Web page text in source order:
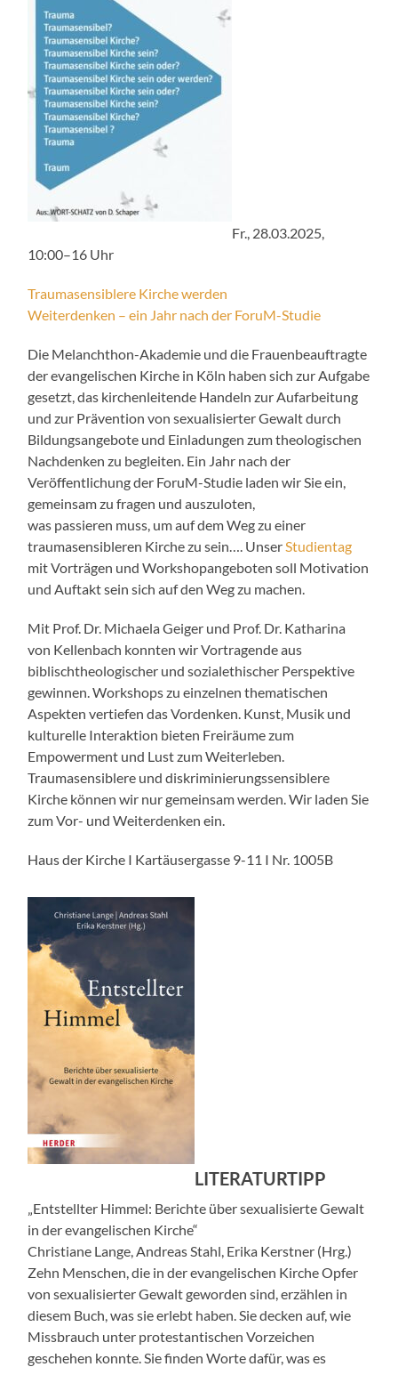
Fr., 28.03.2025,
10:00–16 Uhr
Traumasensiblere Kirche werden
Weiterdenken – ein Jahr nach der ForuM-Studie
Die Melanchthon-Akademie und die Frauenbeauftragte
der evangelischen Kirche in Köln haben sich zur Aufgabe
gesetzt, das kirchenleitende Handeln zur Aufarbeitung
und zur Prävention von sexualisierter Gewalt durch
Bildungsangebote und Einladungen zum theologischen
Nachdenken zu begleiten. Ein Jahr nach der
Veröffentlichung der ForuM-Studie laden wir Sie ein,
gemeinsam zu fragen und auszuloten,
was passieren muss, um auf dem Weg zu einer
traumasensibleren Kirche zu sein…. UnserStudientag
mit Vorträgen und Workshopangeboten soll Motivation
und Auftakt sein sich auf den Weg zu machen.
Mit Prof. Dr. Michaela Geiger und Prof. Dr. Katharina
von Kellenbach konnten wir Vortragende aus
biblischtheologischer und sozialethischer Perspektive
gewinnen. Workshops zu einzelnen thematischen
Aspekten vertiefen das Vordenken. Kunst, Musik und
kulturelle Interaktion bieten Freiräume zum
Empowerment und Lust zum Weiterleben.
Traumasensiblere und diskriminierungssensiblere
Kirche können wir nur gemeinsam werden. Wir laden Sie
zum Vor- und Weiterdenken ein.
Haus der Kirche I Kartäusergasse 9-11 I Nr. 1005B
LITERATURTIPP
„Entstellter Himmel: Berichte über sexualisierte Gewalt
in der evangelischen Kirche“
Christiane Lange, Andreas Stahl, Erika Kerstner (Hrg.)
Zehn Menschen, die in der evangelischen Kirche Opfer
von sexualisierter Gewalt geworden sind, erzählen in
diesem Buch, was sie erlebt haben. Sie decken auf, wie
Missbrauch unter protestantischen Vorzeichen
geschehen konnte. Sie finden Worte dafür, was es